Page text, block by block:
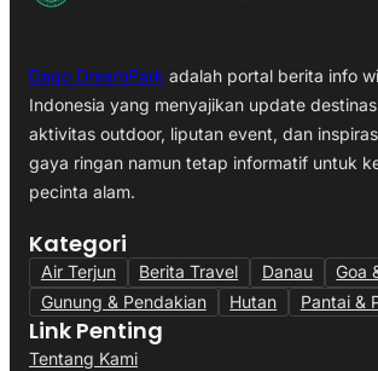
Dago DreamPark adalah portal berita info
Indonesia yang menyajikan update
aktivitas outdoor, liputan event, dan
gaya ringan namun tetap informatif untuk
pecinta alam.
Kategori
Air Terjun Berita Travel Danau
Goa
Gunung & Pendakian
Hutan Pantai &
Link Penting
Tentang Kami